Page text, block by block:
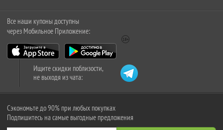
Все наши купоны доступны
через Мобильное Приложение:
Ищите скидки поблизости,
не выходя из чата:
Сэкономьте до 90% при любых покупках
Подпишитесь на самые выгодные предложения